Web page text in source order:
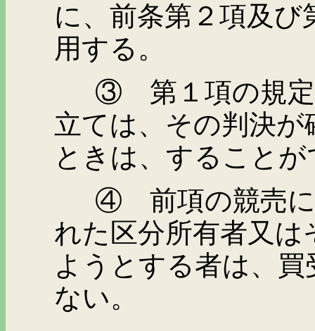
に、前条第２項及
用する。
③ 第１項の規定に
立ては、その判決
ときは、すること
④ 前項の競売にお
れた区分所有者又
ようとする者は、
ない。